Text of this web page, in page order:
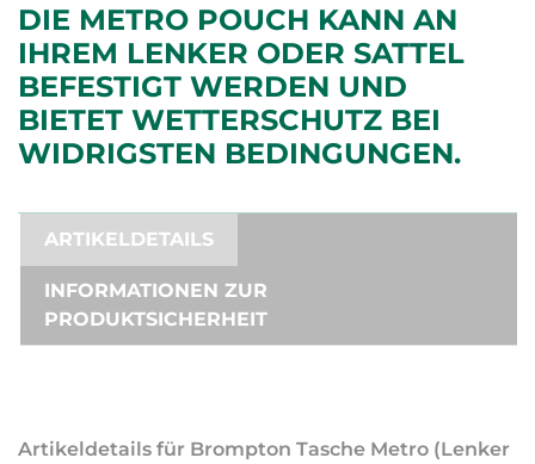
DIE METRO POUCH KANN AN
IHREM LENKER ODER SATTEL
BEFESTIGT WERDEN UND
BIETET WETTERSCHUTZ BEI
WIDRIGSTEN BEDINGUNGEN.
ARTIKELDETAILS
INFORMATIONEN ZUR
PRODUKTSICHERHEIT
Artikeldetails für Brompton Tasche Metro (Lenker